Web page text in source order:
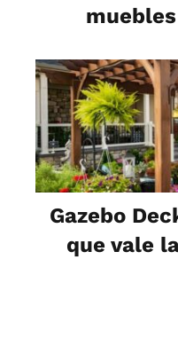
Gazebo
que vale